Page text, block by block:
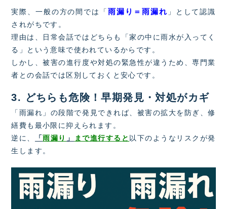
実際、一般の方の間では「 雨漏り＝雨漏れ 」として認識
されがちです。
理由は、日常会話ではどちらも「家の中に雨水が入ってく
る」という意味で使われているからです。
しかし、被害の進行度や対処の緊急性が違うため、専門業
者との会話では区別しておくと安心です。
3. どちらも危険！早期発見・対処がカギ
「雨漏れ」の段階で発見できれば、被害の拡大を防ぎ、修
繕費も最小限に抑えられます。
逆に、
「雨漏り 」 まで進行すると 以下のようなリスクが発
生します。